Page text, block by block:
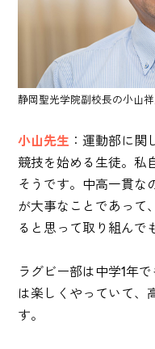
静岡聖光学院副校長の小山
小山先生 ：運動部に
競技を始める生徒。私
そうです。中高一貫な
が大事なことであって
ると思って取り組んで
ラグビー部は中学1年
は楽しくやっていて、
す。